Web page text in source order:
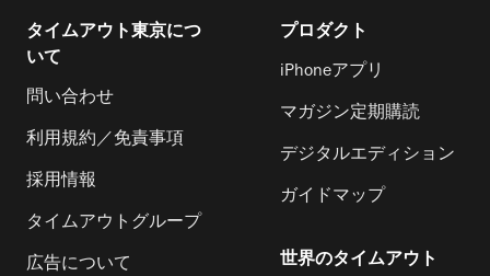
タイムアウト東京につ
いて
問い合わせ
利用規約／免責事項
採用情報
タイムアウトグループ
広告について
プロダクト
iPhoneアプリ
マガジン定期購読
デジタルエディション
ガイドマップ
世界のタイムアウト